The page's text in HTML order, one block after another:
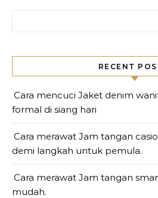
RECENT
Cara mencuci Jaket denim
formal di siang hari
Cara merawat Jam tangan
demi langkah untuk pemula.
Cara merawat Jam tangan
mudah.